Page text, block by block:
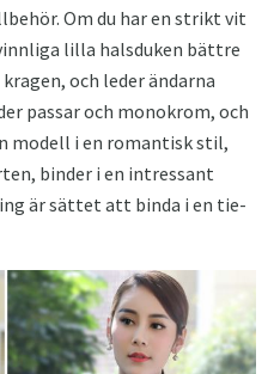
Om du har en strikt vit
lilla halsduken bättre
och leder ändarna
passar och monokrom, och
modell i en romantisk stil,
binder i en intressant
är sättet att binda i en tie-